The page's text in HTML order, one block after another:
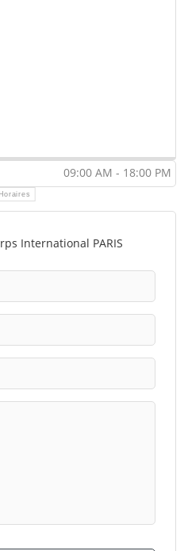
09:00 AM - 18:00 PM
Horaires
International PARIS